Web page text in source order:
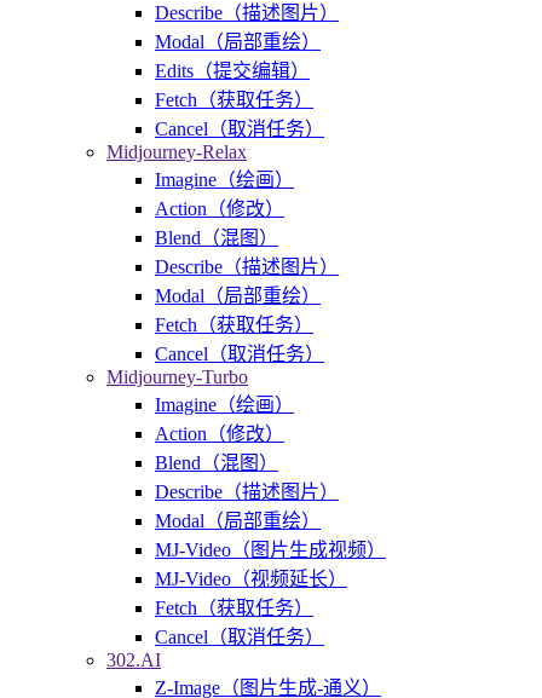
Describe（描述图片）
Modal（局部重绘）
Edits（提交编辑）
Fetch（获取任务）
Cancel（取消任务）
Midjourney-Relax
Imagine（绘画）
Action（修改）
Blend（混图）
Describe（描述图片）
Modal（局部重绘）
Fetch（获取任务）
Cancel（取消任务）
Midjourney-Turbo
Imagine（绘画）
Action（修改）
Blend（混图）
Describe（描述图片）
Modal（局部重绘）
MJ-Video（图片生成视频）
MJ-Video（视频延长）
Fetch（获取任务）
Cancel（取消任务）
302.AI
Z-Image（图片生成-通义）